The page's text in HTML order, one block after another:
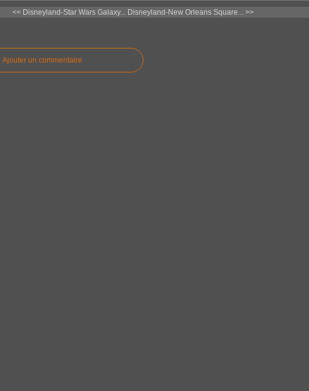
<< Disneyland-Star Wars Galaxy... Disneyland-New Orleans Square... >>
Ajouter un commentaire